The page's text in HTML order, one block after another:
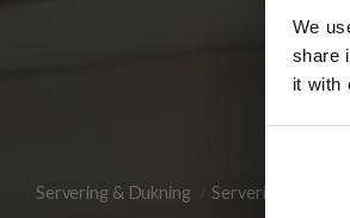
We
share
it with
Servering & Dukning Servering
Jag
*